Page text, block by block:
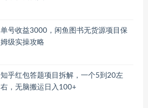
单号收益3000，闲鱼图书无货源项目保
姆级实操攻略
知乎红包答题项目拆解，一个5到20左
右，无脑搬运日入100+